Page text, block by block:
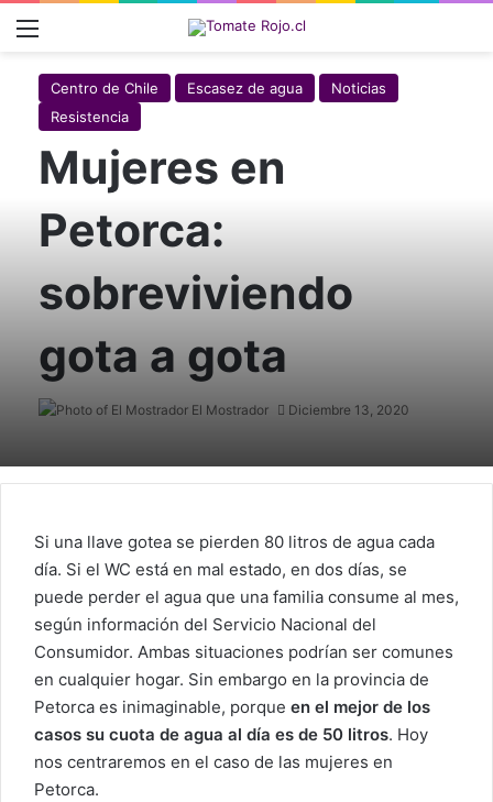
Centro de Chile Escasez de agua
Noticias
Resistencia
Mujeres en
Petorca:
sobreviviendo
gota a gota
El Mostrador Diciembre 13, 2020
Si una llave gotea se pierden 80 litros de agua cada
día. Si el WC está en mal estado, en dos días, se
puede perder el agua que una familia consume al mes,
según información del Servicio Nacional del
Consumidor. Ambas situaciones podrían ser comunes
en cualquier hogar. Sin embargo en la provincia de
Petorca es inimaginable, porque en el mejor de los
casos su cuota de agua al día es de 50 litros. Hoy
nos centraremos en el caso de las mujeres en
Petorca.